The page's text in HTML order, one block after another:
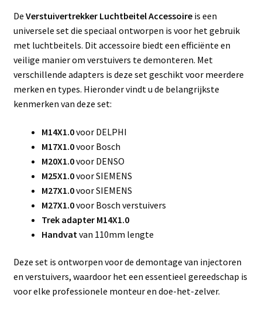
De Verstuivertrekker Luchtbeitel Accessoireis een
universele set die speciaal ontworpen is voor het gebruik
met luchtbeitels. Dit accessoire biedt een efficiënte en
veilige manier om verstuivers te demonteren. Met
verschillende adapters is deze set geschikt voor meerdere
merken en types. Hieronder vindt u de belangrijkste
kenmerken van deze set:
M14X1.0voor DELPHI
M17X1.0voor Bosch
M20X1.0voor DENSO
M25X1.0voor SIEMENS
M27X1.0voor SIEMENS
M27X1.0voor Bosch verstuivers
Trek adapter M14X1.0
Handvat van 110mm lengte
Deze set is ontworpen voor de demontage van injectoren
en verstuivers, waardoor het een essentieel gereedschap is
voor elke professionele monteur en doe-het-zelver.